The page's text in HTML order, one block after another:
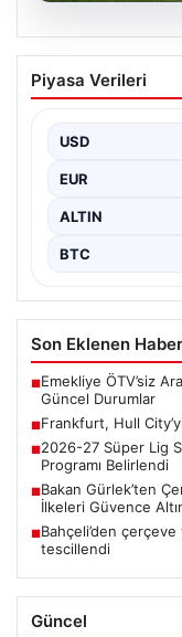
Frankfurt,
Alman kulübü
Piyasa Verileri
USD
EUR
ALTIN
BTC
Son Eklenen
■Emekliye ÖTV’siz
Güncel Durumlar
■Frankfurt, Hull
■2026-27 Süper Lig
Programı Belirlendi
■Bakan Gürlek’ten
İlkeleri Güvence
■Bahçeli’den çerçeve
tescillendi
Güncel